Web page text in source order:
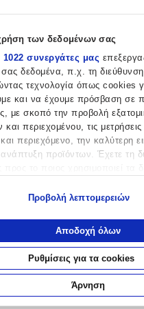
των δεδομένων σας
1022 συνεργάτες μας
δεδομένα, π.χ. τη
τεχνολογία όπως cookies
και να έχουμε πρόσβαση σε
με σκοπό την προβολή
και περιεχομένου, τις
και περιεχόμενο, την καλύτερη
προϊόντων. Έχετε τη
πληροφορίες σχετικά
οι οποίες μπορεί να είναι
μερικών μέτρων
τη συσκευή σας
χαρακτηριστικά
σχετικά με τον τρόπο
Προβολή λεπτομερειών
Αποδοχή όλων
Ρυθμίσεις για τα cookies
Άρνηση
δημιουργίες με χαρακτήρα
δεν υπάρχουν άλλες
εμφανιστούν εδώ.